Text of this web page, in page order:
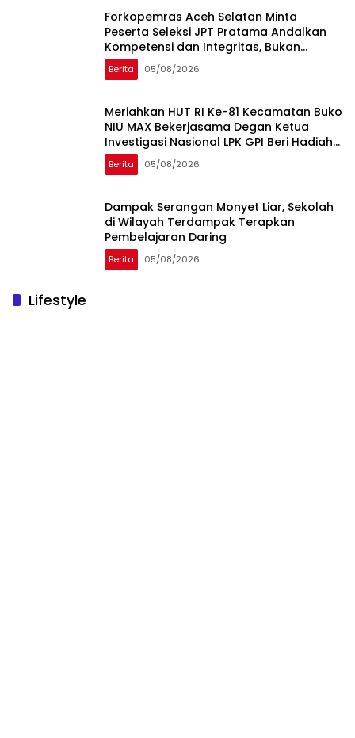
Forkopemras Aceh Selatan Minta
Peserta Seleksi JPT Pratama Andalkan
Kompetensi dan Integritas, Bukan
Kedekatan
Berita 05/08/2026
Meriahkan HUT RI Ke-81 Kecamatan Buko
NIU MAX Bekerjasama Degan Ketua
Investigasi Nasional LPK GPI Beri Hadiah
Sponsor Kegiatan Laga Sepak Bola U-
45
Berita 05/08/2026
Dampak Serangan Monyet Liar, Sekolah
di Wilayah Terdampak Terapkan
Pembelajaran Daring
Berita 05/08/2026
Lifestyle